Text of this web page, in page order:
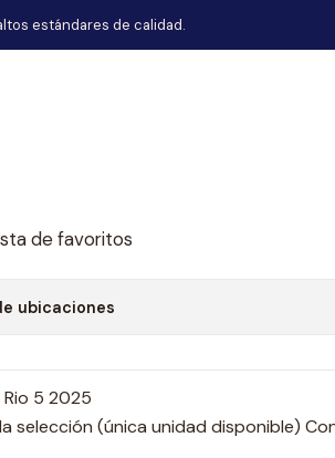
estándares de calidad.
Kia Rio 5 2025
de favoritos
ubicaciones
Rio 5 2025
selección (única unidad disponible)